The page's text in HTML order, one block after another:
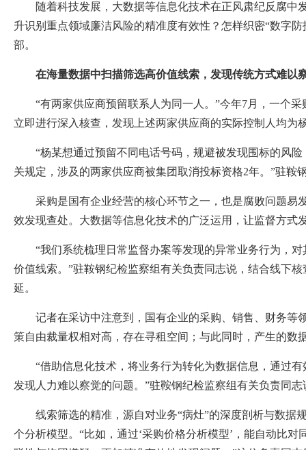
随着科技发展，大数据等信息化技术在正风肃纪反腐中发
升识别重点领域廉洁风险的精准度有效性？怎样织密“数字
部。
在海量数据中扫描筛选高价值线索，发现传统方式难以
“有两家供应商预留联系人为同一人。”今年7月，一个采
立即进行深入核查，发现上述两家供应商的实际控制人均为
“杨某想通过预留不同电话号码，规避被发现围标的风险
关规定，涉及的两家供应商被集团取消投标资格2年。”驻鞍
采购是国有企业经营的核心环节之一，也是腐败问题易
效发现查处。大数据等信息化技术的广泛运用，让监督方式
“我们系统梳理日常监督办案等发现的异常业务行为，对
价值线索。”驻鞍钢纪检监察组有关负责同志说，结合线下
延。
记者在采访中注意到，国有企业的采购、销售、财务等领
策自由裁量权相对高，存在寻租空间；与此同时，产生的数
“借助信息化技术，将业务行为转化为数据信息，通过有
发现人力难以察觉的问题。”驻鞍钢纪检监察组有关负责同志
线索筛选的精准，源自对业务“病灶”的深度剖析与数据
个分析模型。“比如，通过‘采购价格分析模型’，能自动比